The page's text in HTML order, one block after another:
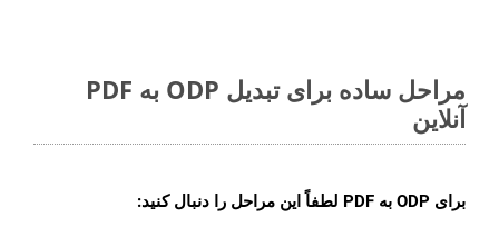
مراحل ساده برای تبدیل ODP به PDF
آنلاین
برای ODP به PDF لطفاً این مراحل را دنبال کنید: